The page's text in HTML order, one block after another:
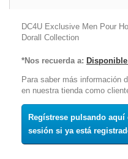
DC4U Exclusive Men Pour
Dorall Collection
*Nos recuerda a:
Para saber más información
en nuestra tienda como
Regístrese pulsando aquí
sesión si ya está